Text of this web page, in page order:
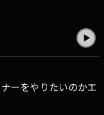
イアイ界隈へのメッセー
ーをやりたいのかエ